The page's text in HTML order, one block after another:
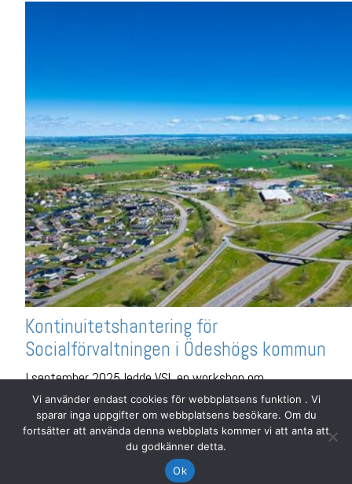
Kontinuitetshantering för
Socialförvaltningen i Ödeshögs kommun
I september 2025 ledde VSL en workshop om
kontinuitetshantering för Socialförvaltningen i Ödeshögs
kommun. Syftet med workshoppen var att ta fram en
konsekvensanalys för förvaltningens samhällsviktiga
verksamhet. Vid workshoppen användes MSB:s modell för
Vi använder endast cookies för webbplatsens funktion . Vi
sparar inga uppgifter om webbplatsens besökare. Om du
fortsätter att använda denna webbplats kommer vi att anta att
du godkänner detta.
Ok